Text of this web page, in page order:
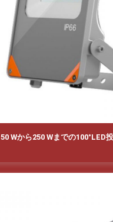
50 Wから250 Wまでの100°LED